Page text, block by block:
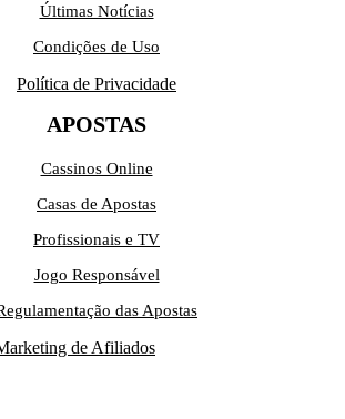
Últimas Notícias
Condições de Uso
Política de Privacidade
APOSTAS
Cassinos Online
Casas de Apostas
Profissionais e TV
Jogo Responsável
das Apostas
de Afiliados